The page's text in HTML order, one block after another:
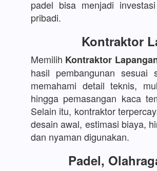
padel bisa menjadi
pribadi.
Kontraktor
Memilih Kontraktor
hasil pembangunan sesuai
memahami detail teknis,
hingga pemasangan kaca
Selain itu, kontraktor
desain awal, estimasi biaya,
dan nyaman digunakan.
Padel,